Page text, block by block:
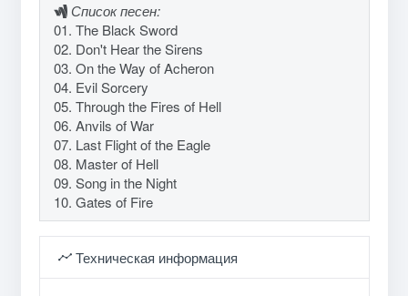
Список песен:
01. The Black Sword
02. Don't Hear the Sirens
03. On the Way of Acheron
04. Evil Sorcery
05. Through the Fires of Hell
06. Anvils of War
07. Last Flight of the Eagle
08. Master of Hell
09. Song in the Night
10. Gates of Fire
Техническая информация